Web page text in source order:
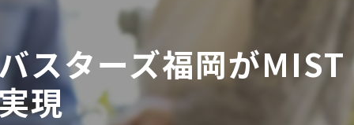
防カビ
カビ専門
ZEH住宅
スターズ福岡がMIST
現